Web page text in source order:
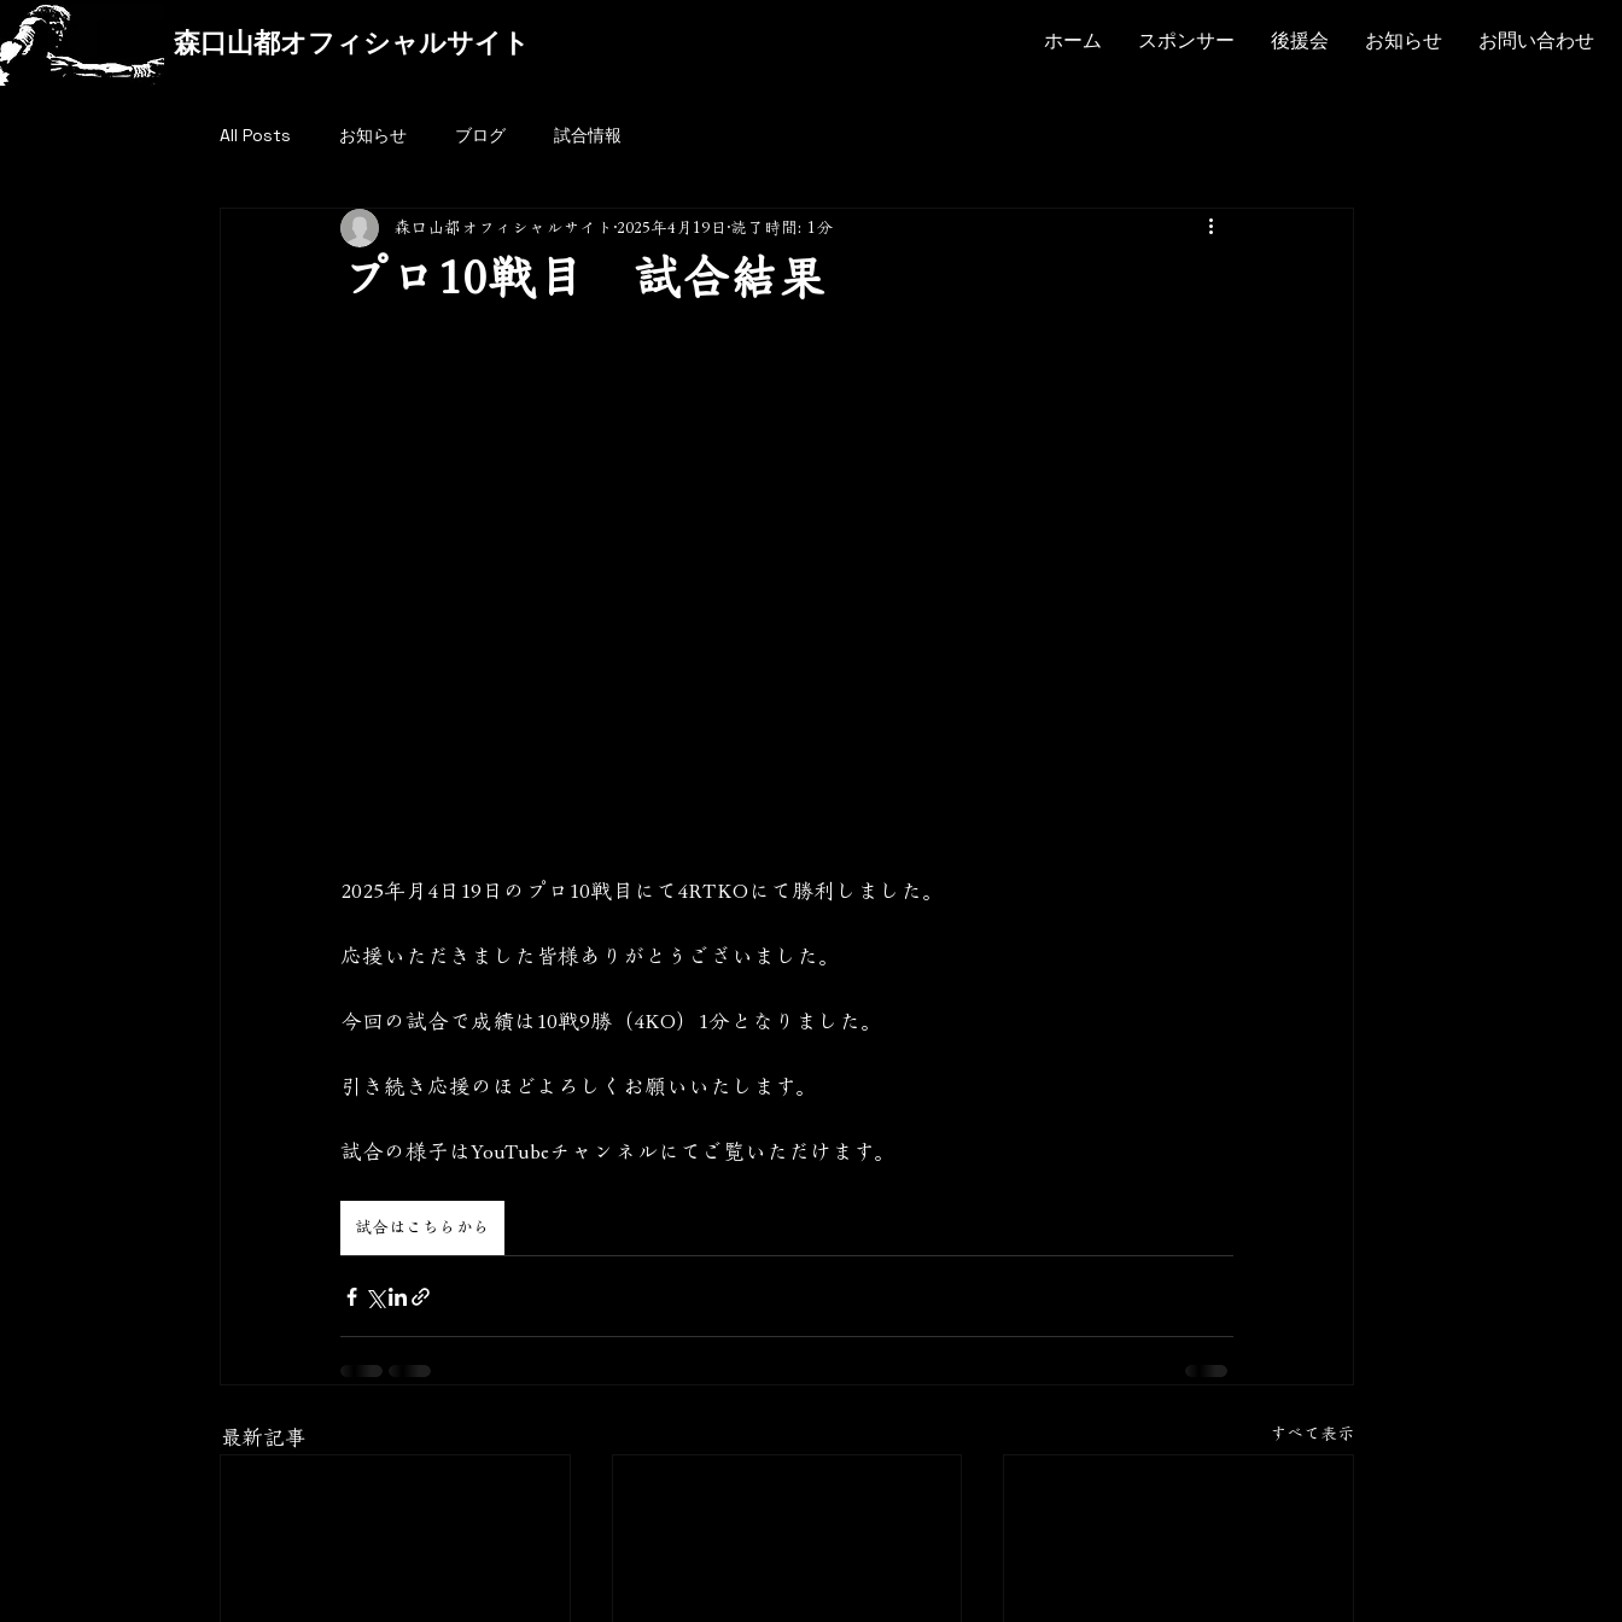
森口山都オフィシャルサイト ホーム スポンサー 後援会 お知らせ お問い合わせ
All Posts お知らせ ブログ 試合情報
プロ10戦目 試合結果
森口山都オフィシャルサイト 2025年4月19日 読了時間: 1分
2025年月4日19日のプロ10戦目にて4RTKOにて勝利しました。
応援いただきました皆様ありがとうございました。
今回の試合で成績は10戦9勝（4KO）1分となりました。
引き続き応援のほどよろしくお願いいたします。
試合の様子はYouTubeチャンネルにてご覧いただけます。
試合はこちらから
最新記事 すべて表示